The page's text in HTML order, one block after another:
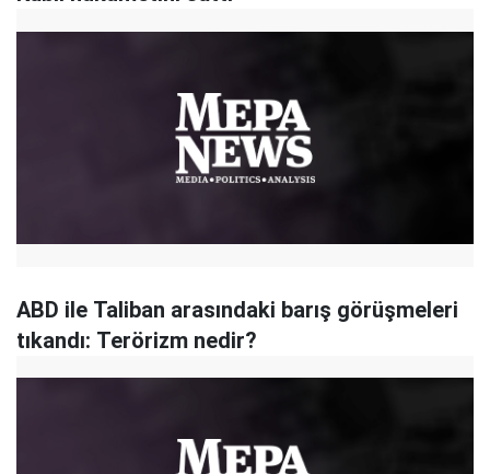
ABD ile Taliban arasındaki barış görüşmeleri
tıkandı: Terörizm nedir?